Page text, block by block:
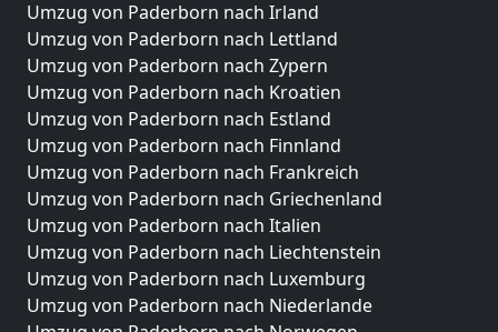
Umzug von Paderborn nach Irland
Umzug von Paderborn nach Lettland
Umzug von Paderborn nach Zypern
Umzug von Paderborn nach Kroatien
Umzug von Paderborn nach Estland
Umzug von Paderborn nach Finnland
Umzug von Paderborn nach Frankreich
Umzug von Paderborn nach Griechenland
Umzug von Paderborn nach Italien
Umzug von Paderborn nach Liechtenstein
Umzug von Paderborn nach Luxemburg
Umzug von Paderborn nach Niederlande